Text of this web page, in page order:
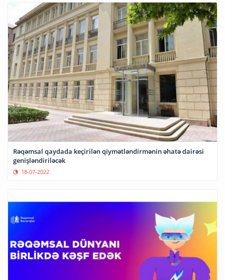
Rəqəmsal qaydada keçirilən qiymətləndirmənin əhatə dairəsi
genişləndiriləcək
18-07-2022